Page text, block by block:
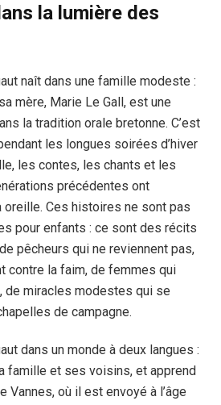
la lumière des
naît dans une famille modeste :
mère, Marie Le Gall, est une
la tradition orale bretonne. C’est
les longues soirées d’hiver
les contes, les chants et les
précédentes ont
oreille. Ces histoires ne sont pas
pour enfants : ce sont des récits
pêcheurs qui ne reviennent pas,
contre la faim, de femmes qui
de miracles modestes qui se
de campagne.
dans un monde à deux langues :
famille et ses voisins, et apprend
Vannes, où il est envoyé à l’âge